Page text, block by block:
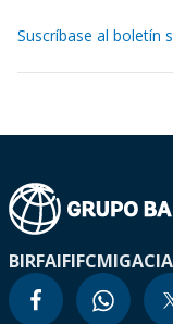
Suscríbase al boletín
BIRFAIFIFCMIGA